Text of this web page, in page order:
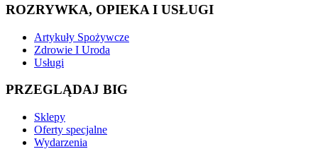
ROZRYWKA, OPIEKA I USŁUGI
Artykuły Spożywcze
Zdrowie I Uroda
Usługi
PRZEGLĄDAJ BIG
Sklepy
Oferty specjalne
Wydarzenia